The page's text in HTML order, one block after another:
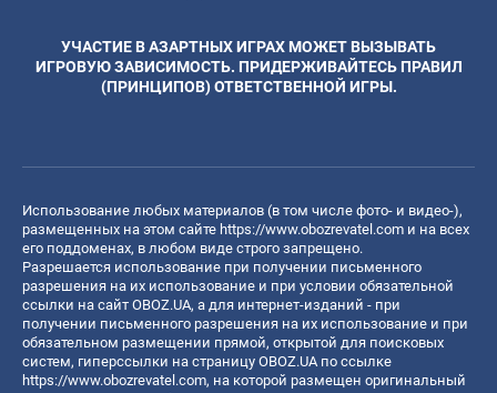
УЧАСТИЕ В АЗАРТНЫХ ИГРАХ МОЖЕТ ВЫЗЫВАТЬ
ИГРОВУЮ ЗАВИСИМОСТЬ. ПРИДЕРЖИВАЙТЕСЬ ПРАВИЛ
(ПРИНЦИПОВ) ОТВЕТСТВЕННОЙ ИГРЫ.
Использование любых материалов (в том числе фото- и видео-),
размещенных на этом сайте https://www.obozrevatel.com и на всех
его поддоменах, в любом виде строго запрещено.
Разрешается использование при получении письменного
разрешения на их использование и при условии обязательной
ссылки на сайт OBOZ.UA, а для интернет-изданий - при
получении письменного разрешения на их использование и при
обязательном размещении прямой, открытой для поисковых
систем, гиперссылки на страницу OBOZ.UA по ссылке
https://www.obozrevatel.com, на которой размещен оригинальный